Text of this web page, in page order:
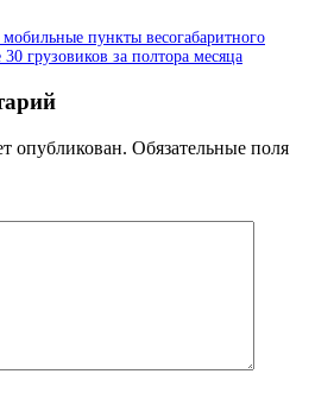
пункты весогабаритного
грузовиков за полтора месяца
опубликован. Обязательные поля